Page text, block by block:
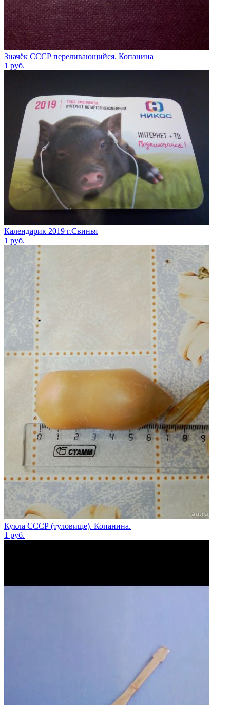
Значёк СССР переливающийся. Копанина
1 руб.
Календарик 2019 г.Свинья
1 руб.
Кукла СССР (туловище). Копанина.
1 руб.